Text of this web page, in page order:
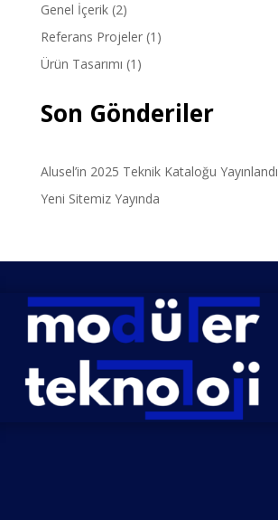
Genel İçerik(2)
Referans Projeler(1)
Ürün Tasarımı (1)
Son Gönderiler
Alusel’in 2025 Teknik Kataloğu Yayınlandı
Yeni Sitemiz Yayında